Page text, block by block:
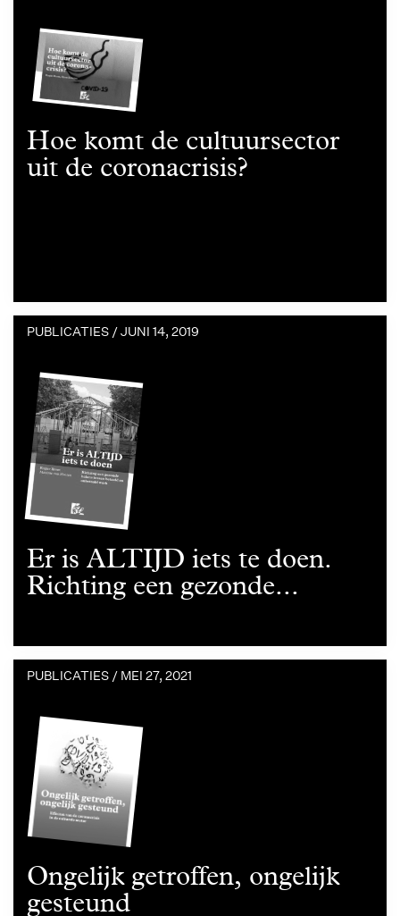
Hoe komt de cultuursector
uit de coronacrisis?
Er is ALTIJD iets te doen.
Richting een gezonde...
PUBLICATIES /JUNI 14, 2019
Ongelijk getroffen, ongelijk
gesteund
PUBLICATIES / MEI 27, 2021